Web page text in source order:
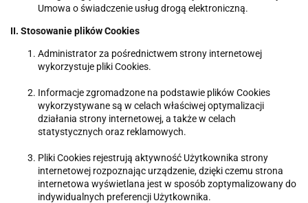
Umowa o świadczenie usług drogą elektroniczną.
II. Stosowanie plików Cookies
Administrator za pośrednictwem strony internetowej
wykorzystuje pliki Cookies.
Informacje zgromadzone na podstawie plików Cookies
wykorzystywane są w celach właściwej optymalizacji
działania strony internetowej, a także w celach
statystycznych oraz reklamowych.
Pliki Cookies rejestrują aktywność Użytkownika strony
internetowej rozpoznając urządzenie, dzięki czemu strona
internetowa wyświetlana jest w sposób zoptymalizowany do
indywidualnych preferencji Użytkownika.